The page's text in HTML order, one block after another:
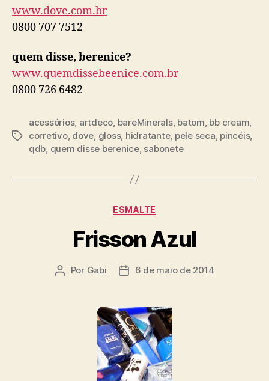
www.dove.com.br
0800 707 7512
quem disse, berenice?
www.quemdissebeenice.com.br
0800 726 6482
Tags
acessórios, artdeco, bareMinerals, batom, bb cream,
corretivo, dove, gloss, hidratante, pele seca, pincéis,
qdb, quem disse berenice, sabonete
Categorias
ESMALTE
Frisson Azul
Autor
Por Gabi
Data6 de maio de 2014